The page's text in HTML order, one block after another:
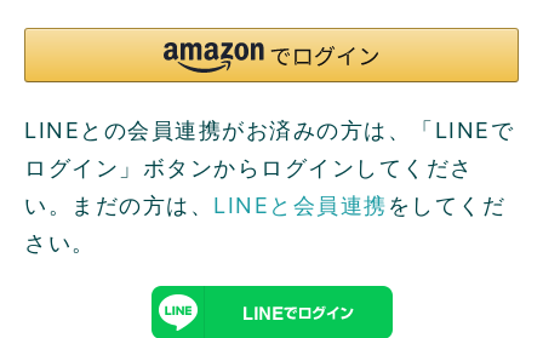
LINEとの会員連携がお済みの方は、「LINEで
ログイン」ボタンからログインしてくださ
い。まだの方は、 LINEと会員連携をしてくだ
さい。